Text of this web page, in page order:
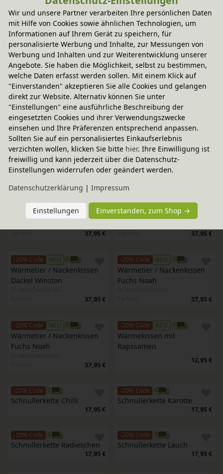
NEU
Wärmekissen Herz
In verschiedenen
Farben
23,95 €
-20% Code NEU
Wärmetier Leschifant
-20% Code NEU
Wärmetier / Nackenkissen
Hund Bobby
In verschiedenen
Farben
32,95 €
-20% Code NEU
Wärmetier / Nackenkissen
Hund Bobby
In verschiedenen
Farben
-20% Code NEU
Wärmetier / Nackenkissen
Rehkitz Flora
32,95 €
-20% Code NEU
Wärmetier / Nackenkissen
Katze Minina
In verschiedenen
Farben
Wärmetier / Nackenkissen
Katze Minina
37,95 €
Wärmetier / Nackenkissen
Dackel Winston
37,95 €
-20% Code NEU
Wärmetier / Nackenkissen
Dackel Winston
37,95 €
-20% Code NEU
Wärmetier / Nackenkissen
Fuchs Noah
37,95 €
-20% Code NEU
Wärmetier / Nackenkissen
Fuchs Noah
37,95 €
-20% Code NEU
Wärmekissen mit
Rapssamen
12,95 €
-20% Code
Schnullerkette Chilli
17,95 €
-20% Code
Schnullerkette Karotte
17,95 €
-20% Code
Schnullerkette Radieschen
17,95 €
-20% Code
Schnullerkette Lauch
17,95 €
Wir und unsere Partner verarbeiten Ihre persönlichen Daten
mit Hilfe von Cookies sowie ähnlichen Technologien, um
Informationen auf Ihrem Gerät zu speichern, für
personalisierte Werbung und Inhalte, zur Messungen von
Werbung und Inhalten und zur Weiterentwicklung unserer
Angebote. Sie haben die Möglichkeit, selbst zu bestimmen,
welche Daten erfasst werden sollen. Mit einem Klick auf
"Einverstanden" akzeptieren Sie alle Cookies und gelangen
direkt zur Website. Alternativ können Sie unter
"Einstellungen" eine ausführliche Beschreibung der
eingesetzten Cookies und ihrer Verwendungszwecke
einsehen und Ihre Präferenzen entsprechend anpassen.
Sollten Sie auf ein personalisiertes Einkaufserlebnis
verzichten wollen, klicken Sie bitte hier. Ihre Einwilligung ist
freiwillig und kann jederzeit über die Datenschutz-
Einstellungen widerrufen oder geändert werden.
Daten­schutz­erklärung | Impressum
Einstellungen Einverstanden, zum Shop →